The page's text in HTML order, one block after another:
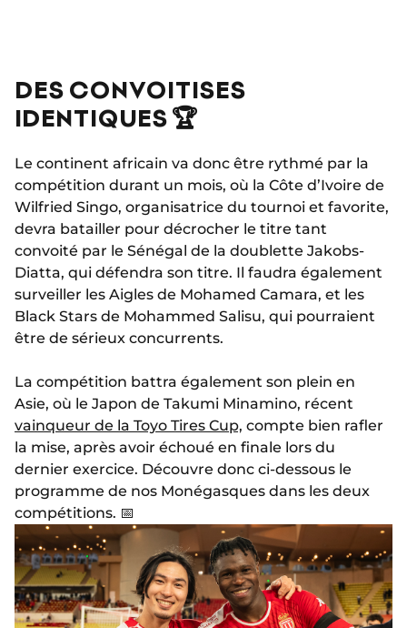
DES CONVOITISES
IDENTIQUES 🏆
Le continent africain va donc être rythmé par la
compétition durant un mois, où la Côte d’Ivoire de
Wilfried Singo, organisatrice du tournoi et favorite,
devra batailler pour décrocher le titre tant
convoité par le Sénégal de la doublette Jakobs-
Diatta, qui défendra son titre. Il faudra également
surveiller les Aigles de Mohamed Camara, et les
Black Stars de Mohammed Salisu, qui pourraient
être de sérieux concurrents.
La compétition battra également son plein en
Asie, où le Japon de Takumi Minamino, récent
vainqueur de la Toyo Tires Cup, compte bien rafler
la mise, après avoir échoué en finale lors du
dernier exercice. Découvre donc ci-dessous le
programme de nos Monégasques dans les deux
compétitions. 📅